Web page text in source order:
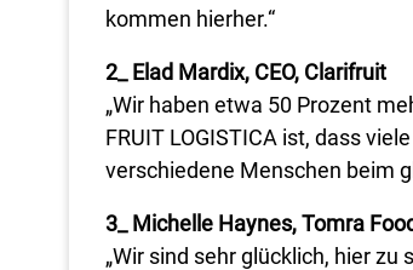
kommen hierher.“
2_ Elad Mardix, CEO, Clarifruit
„Wir haben etwa 50 Prozent
FRUIT LOGISTICA ist, dass
verschiedene Menschen beim
3_ Michelle Haynes, Tomra
„Wir sind sehr glücklich, hier